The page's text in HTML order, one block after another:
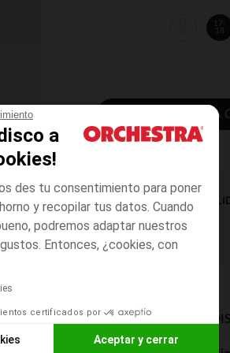
a
des tu consentimiento para poner
y recopilar tus datos. Cuando
podremos adaptar nuestros
Entonces, ¿cookies, con
certificados por
Aceptar y cerrar
17-
18
AÑADIR A LA
MODOS DE ENVÍO